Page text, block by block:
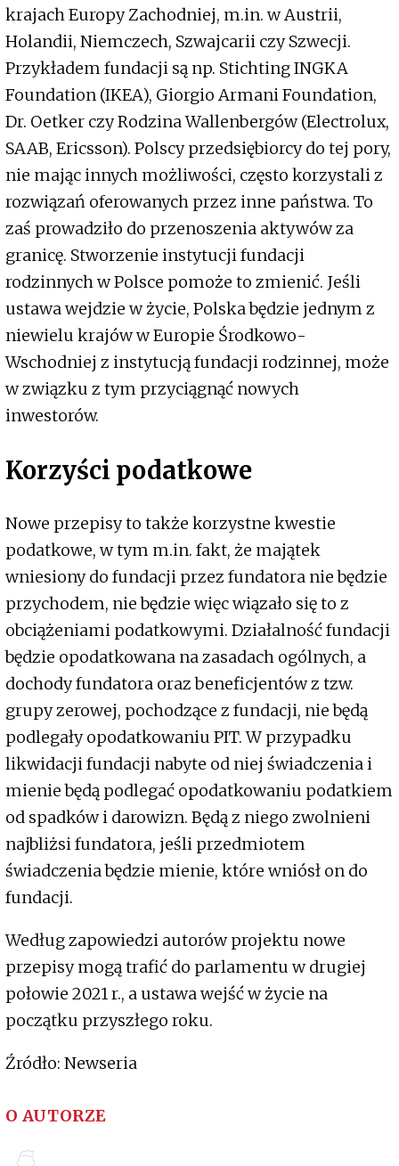
krajach Europy Zachodniej, m.in. w Austrii,
Holandii, Niemczech, Szwajcarii czy Szwecji.
Przykładem fundacji są np. Stichting INGKA
Foundation (IKEA), Giorgio Armani Foundation,
Dr. Oetker czy Rodzina Wallenbergów (Electrolux,
SAAB, Ericsson). Polscy przedsiębiorcy do tej pory,
nie mając innych możliwości, często korzystali z
rozwiązań oferowanych przez inne państwa. To
zaś prowadziło do przenoszenia aktywów za
granicę. Stworzenie instytucji fundacji
rodzinnych w Polsce pomoże to zmienić. Jeśli
ustawa wejdzie w życie, Polska będzie jednym z
niewielu krajów w Europie Środkowo-
Wschodniej z instytucją fundacji rodzinnej, może
w związku z tym przyciągnąć nowych
inwestorów.
Korzyści podatkowe
Nowe przepisy to także korzystne kwestie
podatkowe, w tym m.in. fakt, że majątek
wniesiony do fundacji przez fundatora nie będzie
przychodem, nie będzie więc wiązało się to z
obciążeniami podatkowymi. Działalność fundacji
będzie opodatkowana na zasadach ogólnych, a
dochody fundatora oraz beneficjentów z tzw.
grupy zerowej, pochodzące z fundacji, nie będą
podlegały opodatkowaniu PIT. W przypadku
likwidacji fundacji nabyte od niej świadczenia i
mienie będą podlegać opodatkowaniu podatkiem
od spadków i darowizn. Będą z niego zwolnieni
najbliżsi fundatora, jeśli przedmiotem
świadczenia będzie mienie, które wniósł on do
fundacji.
Według zapowiedzi autorów projektu nowe
przepisy mogą trafić do parlamentu w drugiej
połowie 2021 r., a ustawa wejść w życie na
początku przyszłego roku.
Źródło: Newseria
O AUTORZE